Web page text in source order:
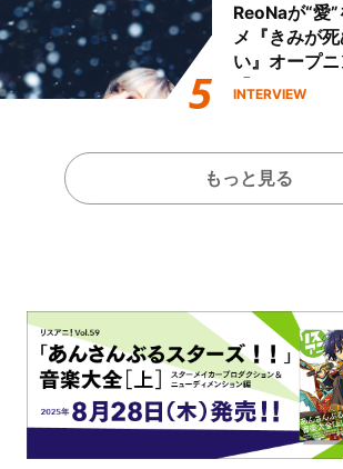
ReoNaが“愛
メ『きみが
い』オープ
「Amore」イ
INTERVIEW
もっと見る